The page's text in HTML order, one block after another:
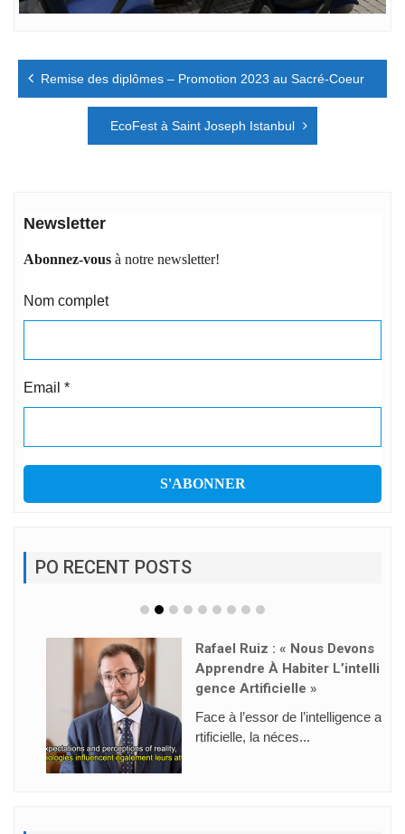
Navigation
Remise des diplômes – Promotion 2023 au Sacré-Coeur
EcoFest à Saint Joseph Istanbul
Newsletter
Abonnez-vous à notre newsletter!
Nom complet
Email *
PO RECENT POSTS
Rafael Ruiz : « Nous Devons
Apprendre À Habiter L’intelli
Gence Artificielle »
Face à l’essor de l’intelligence a
rtificielle, la néces...